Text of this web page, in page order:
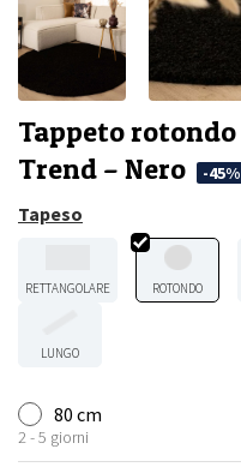
Tappeto
Trend – Nero
-45%
Tapeso
RETTANGOLARE ROTONDO
LUNGO
80 cm
2 - 5 giorni